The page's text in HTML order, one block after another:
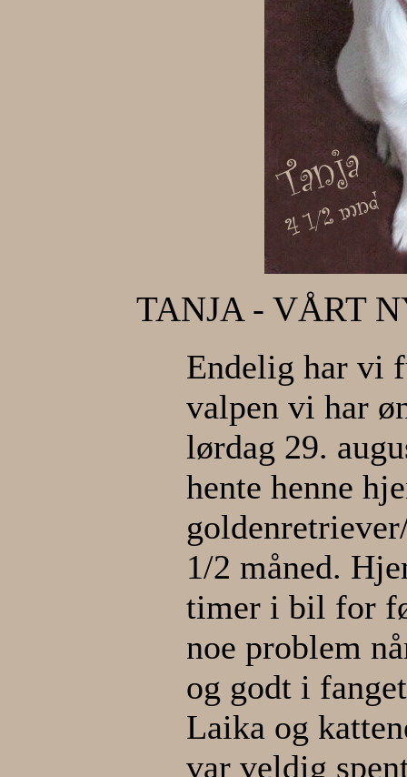
TANJA - VÅRT
Endelig har vi
valpen vi har
lørdag 29.
hente henne
1/2 måned.
timer i bil for
noe problem
og godt i
Laika og
var veldig